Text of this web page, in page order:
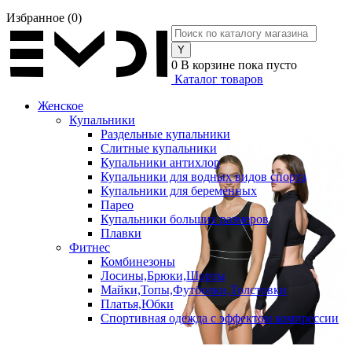
Избранное (0)
0 В корзине пока пусто
Каталог товаров
Женское
Купальники
Раздельные купальники
Слитные купальники
Купальники антихлор
Купальники для водных видов спорта
Купальники для беременных
Парео
Купальники больших размеров
Плавки
Фитнес
Комбинезоны
Лосины,Брюки,Шорты
Майки,Топы,Футболки,Толстовки
Платья,Юбки
Спортивная одежда с эффектом компрессии